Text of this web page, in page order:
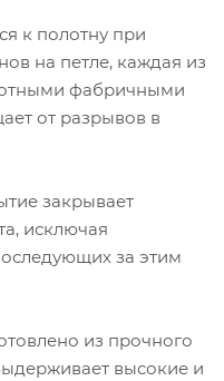
к полотну при
на петле, каждая из
фабричными
от разрывов в
закрывает
исключая
за этим
из прочного
высокие и